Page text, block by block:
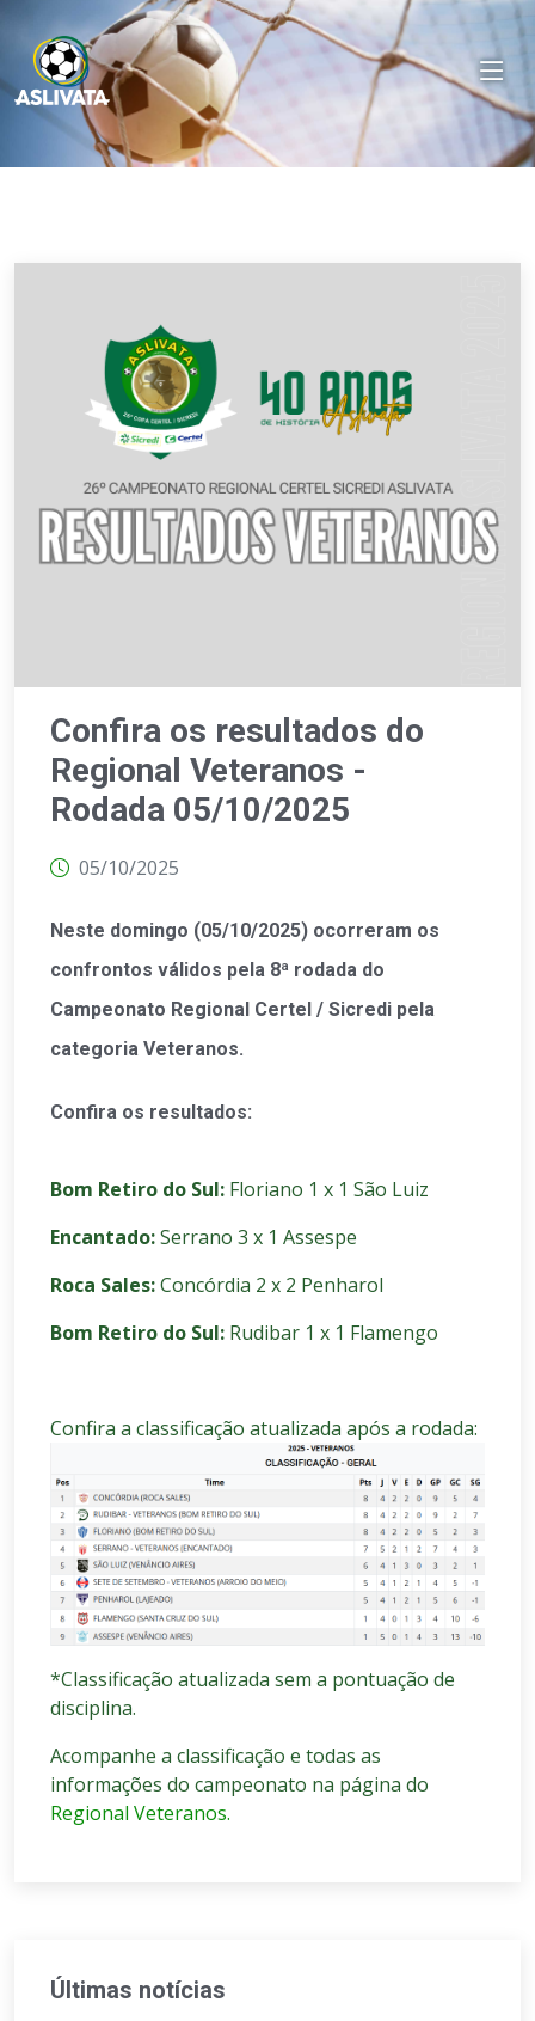
Confira os resultados do
Regional Veteranos -
Rodada 05/10/2025
05/10/2025
Neste domingo (05/10/2025) ocorreram os
confrontos válidos pela 8ª rodada do
Campeonato Regional Certel / Sicredi pela
categoria Veteranos.
Confira os resultados:
Bom Retiro do Sul: Floriano 1 x 1 São Luiz
Encantado:Serrano 3 x 1 Assespe
Roca Sales:Concórdia 2 x 2 Penharol
Bom Retiro do Sul: Rudibar 1 x 1 Flamengo
Confira a classificação atualizada após a rodada:
*Classificação atualizada sem a pontuação de
disciplina.
Acompanhe a classificação e todas as
informações do campeonato na página do
Regional Veteranos.
Últimas notícias